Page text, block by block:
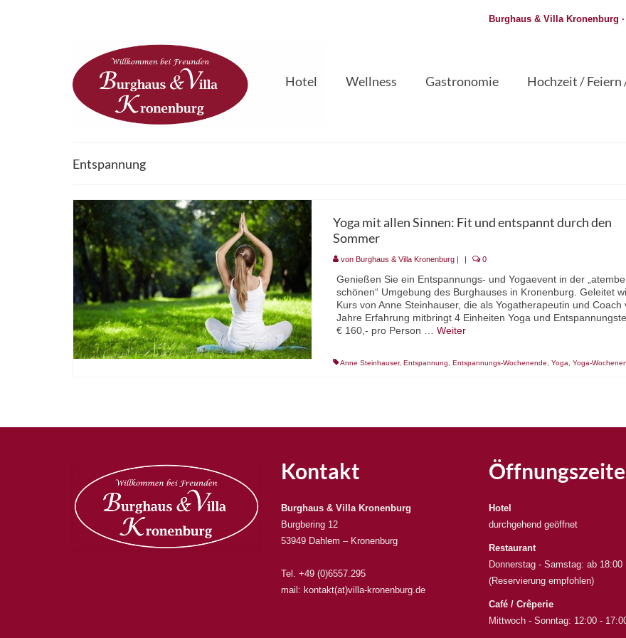
Burghaus & Villa Kronenburg
Hotel Wellness Gastronomie Hochzeit / Feiern
Entspannung
Yoga mit allen Sinnen: Fit und entspannt durch den
Sommer
von Burghaus & Villa Kronenburg| | 0
Genießen Sie ein Entspannungs- und Yogaevent in der
schönen“ Umgebung des Burghauses in Kronenburg. Geleitet
Kurs von Anne Steinhauser, die als Yogatherapeutin und Coach
Jahre Erfahrung mitbringt 4 Einheiten Yoga und
€ 160,- pro Person … Weiter
Anne Steinhauser, Entspannung Entspannungs-Wochenende Yoga Yoga-
Kontakt
Burghaus & Villa Kronenburg
Burgbering 12
53949 Dahlem – Kronenburg
Tel. +49 (0)6557.295
mail: kontakt(at)villa-kronenburg.de
Hotel
durchgehend geöffnet
Restaurant
Donnerstag - Samstag: ab 18:00
(Reservierung empfohlen)
Café / Crêperie
Mittwoch - Sonntag: 12:00 -